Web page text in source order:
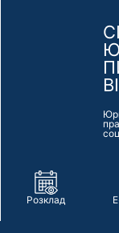
Розклад